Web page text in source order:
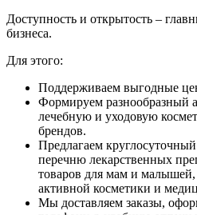
Доступность и открытость –
бизнеса.
Для этого:
Поддерживаем выгодные
Формируем разнообразный
лечебную и уходовую
брендов.
Предлагаем
перечню лекарственных
товаров для мам и малышей,
активной косметики и
Мы доставляем заказы,